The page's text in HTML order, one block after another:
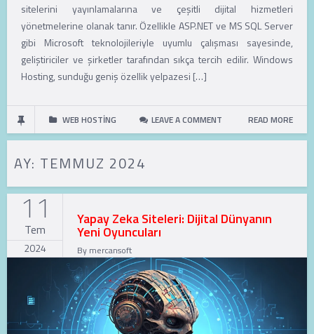
sitelerini yayınlamalarına ve çeşitli dijital hizmetleri
yönetmelerine olanak tanır. Özellikle ASP.NET ve MS SQL Server
gibi Microsoft teknolojileriyle uyumlu çalışması sayesinde,
geliştiriciler ve şirketler tarafından sıkça tercih edilir. Windows
Hosting, sunduğu geniş özellik yelpazesi […]
WEB HOSTING LEAVE A COMMENT READ MORE
AY: TEMMUZ 2024
11
Tem
2024
Yapay Zeka Siteleri: Dijital Dünyanın
Yeni Oyuncuları
By mercansoft